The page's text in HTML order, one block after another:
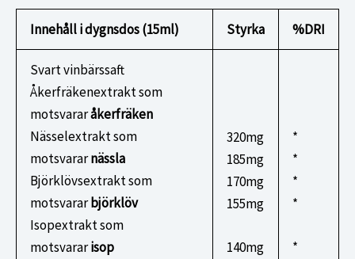
Innehåll i dygnsdos (15ml) Styrka %DRI
Svart vinbärssaft
Åkerfräkenextrakt som
motsvararåkerfräken
Nässelextrakt som
motsvararnässla
Björklövsextrakt som
motsvararbjörklöv
Isopextrakt som
motsvararisop
320mg
185mg
170mg
155mg
140mg
*
*
*
*
*